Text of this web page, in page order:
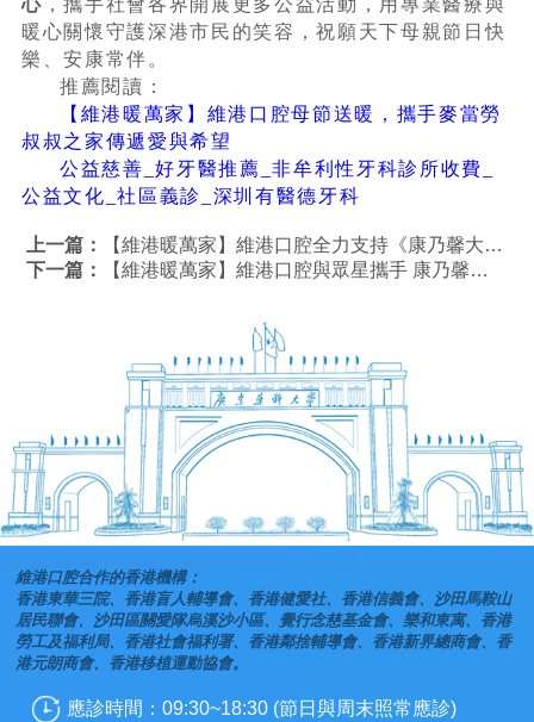
暖心關懷守護深港市民的笑容，祝願天下母親節日快
樂、安康常伴。
推薦閱讀：
【維港暖萬家】維港口腔母節送暖，攜手麥當勞
叔叔之家傳遞愛與希望
公益慈善_好牙醫推薦_非牟利性牙科診所收費_
公益文化_社區義診_深圳有醫德牙科
上一篇：
【維港暖萬家】維港口腔全力支持《康乃馨大行動 2026》 童心繪卡獻母愛溫情滿滿
下一篇：
【維港暖萬家】維港口腔與眾星攜手 康乃馨大行動2026溫暖母親節
維港口腔合作的香港機構：
香港東華三院、香港盲人輔導會、香港健愛社、香港信義會、沙田馬鞍山
居民聯會、沙田區關愛隊烏溪沙小區、覺行念慈基金會、樂和東寓、香港
勞工及福利局、香港社會福利署、香港鄰捨輔導會、香港新界總商會、香
港元朗商會、香港移植運動協會。
應診時間：09:30~18:30 (節日與周末照常應診)